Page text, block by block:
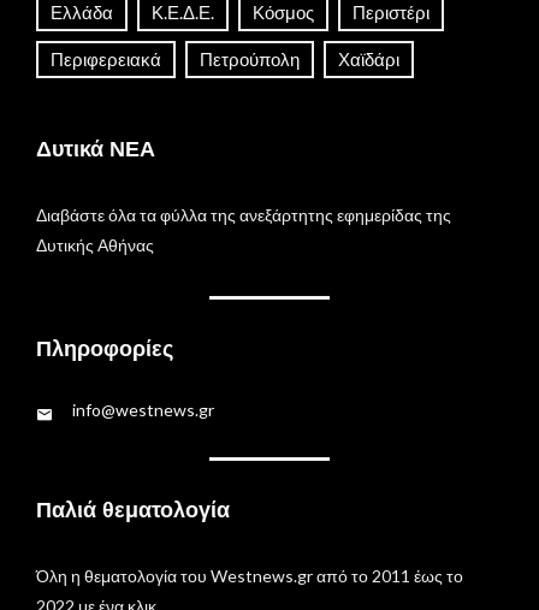
Ελλάδα Κ.Ε.Δ.Ε. Κόσμος Περιστέρι
Περιφερειακά Πετρούπολη Χαϊδάρι
Δυτικά ΝΕΑ
Διαβάστε όλα τα φύλλα της ανεξάρτητης εφημερίδας της
Δυτικής Αθήνας
Πληροφορίες
info@westnews.gr
Παλιά θεματολογία
Όλη η θεματολογία του Westnews.gr από το 2011 έως το